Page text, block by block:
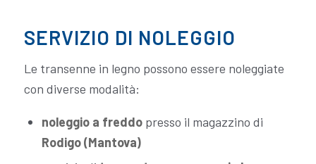
SERVIZIO DI NOLEGGIO
Le transenne in legno possono essere noleggiate
con diverse modalità:
noleggio a freddopresso il magazzino di
Rodigo (Mantova)